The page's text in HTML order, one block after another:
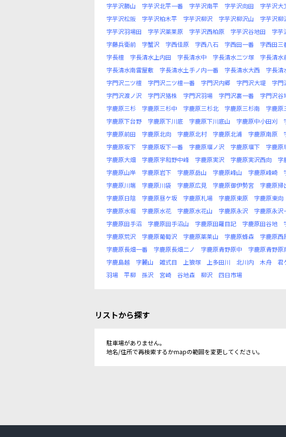
字芋沢勝山
字芋沢北平一番 字芋沢南平 字芋沢向田 字芋沢大
字芋沢松阪
字芋沢柏木平 字芋沢柳沢 字芋沢柳沢山 字芋沢柳
字芋沢羽場田
字芋沢薬莱原 字芋沢西柏原 字芋沢谷地田 字芋
字藤兵衛前
字蟹沢 字西佳原 字西八石 字西田一番 字西田三
字長檀
字長清水上内田 字長清水中 字長清水二ツ塚 字長清水
字長清水南雷屋敷
字長清水土手ノ内一番 字長清水大西 字長清
字門沢二ツ檀
字門沢二ツ檀一番 字門沢内郷 字門沢大堤 字門
字門沢渡ノ沢
字門沢狢株 字門沢羽場 字門沢裏一番 字門沢谷
字鹿原三杉
字鹿原三杉中 字鹿原三杉北 字鹿原三杉南 字鹿原
字鹿原下台野
字鹿原下川底 字鹿原下川底山 字鹿原中小田刈
字鹿原前田
字鹿原北向 字鹿原北村 字鹿原北浦 字鹿原南原
字鹿原坂下
字鹿原坂下一番 字鹿原堰ノ沢 字鹿原堰下 字鹿原
字鹿原大畑
字鹿原宇和野中峰 字鹿原実沢 字鹿原実沢西向 字
字鹿原山岸
字鹿原岩下 字鹿原岳山 字鹿原峰山 字鹿原峰崎
字鹿原川端
字鹿原川袋 字鹿原広見 字鹿原御伊勢宮 字鹿原掃
字鹿原日陰
字鹿原昼ケ坂 字鹿原札場 字鹿原東原 字鹿原東向
字鹿原水堀
字鹿原水花 字鹿原水花山 字鹿原永沢 字鹿原永沢
字鹿原田手沼
字鹿原田手沼山 字鹿原田羅目記 字鹿原田谷地
字鹿原荒沢
字鹿原葡萄沢 字鹿原薬莱山 字鹿原蜂森 字鹿原西
字鹿原長畑一番
字鹿原長畑二ノ 字鹿原青野原中 字鹿原青野原
字鹿島越
字麓山 雑式目 上狼塚 上多田川 北川内 木舟 君
羽場
平柳 孫沢 宮崎 谷地森 柳沢 四日市場
リストから探す
駐車場がありません。
地名/住所で再検索するかmapの範囲を変更してください。